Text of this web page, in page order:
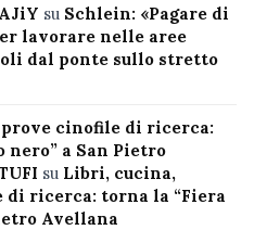
su Schlein: «Pagare di
lavorare nelle aree
dal ponte sullo stretto
cinofile di ricerca:
a San Pietro
su Libri, cucina,
ricerca: torna la “Fiera
Avellana